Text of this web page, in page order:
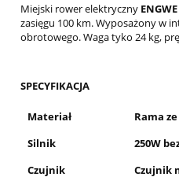
Miejski rower elektryczny
zasięgu 100 km. Wyposażony w
obrotowego. Waga tyko 24 kg,
SPECYFIKACJA
Materiał
Rama
Silnik
250W
Czujnik
Czujnik